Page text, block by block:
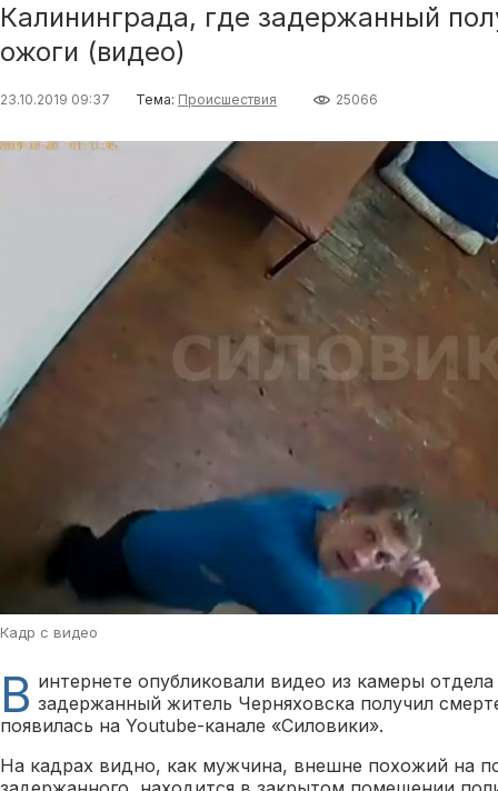
Калининграда, где задержанный
ожоги (видео)
23.10.2019 09:37 Тема: Происшествия 25066
Кадр с видео
В интернете опубликовали видео из камеры
задержанный житель Черняховска получил
появилась на Youtube-канале «Силовики».
На кадрах видно, как мужчина, внешне похожий на